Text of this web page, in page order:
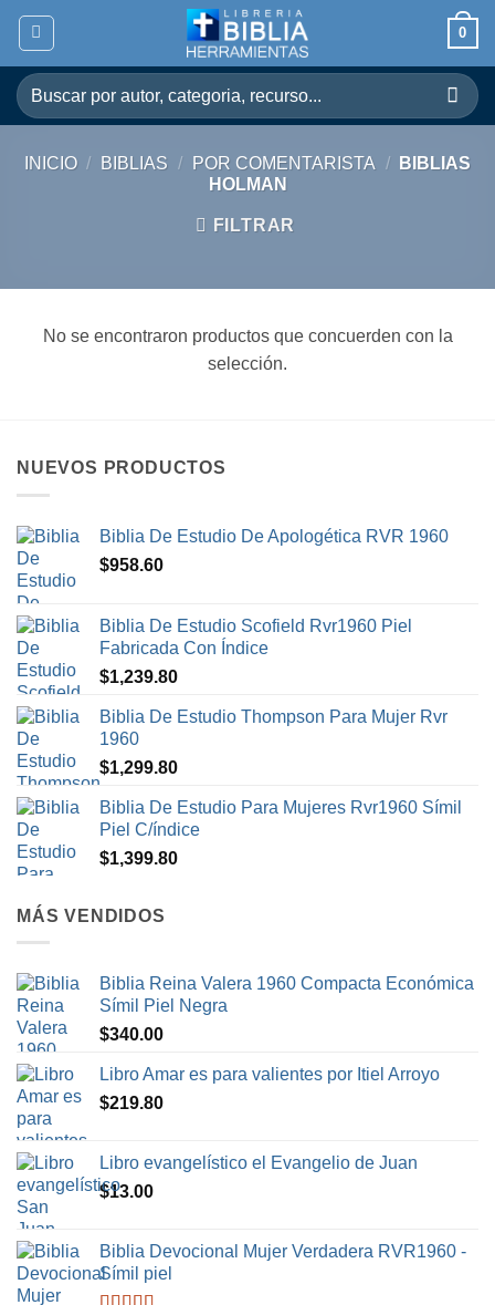
Skip
content
0
Buscar
por:
INICIO / BIBLIAS / POR COMENTARISTA /
BIBLIAS
HOLMAN
FILTRAR
No se encontraron productos que concuerden con la
selección.
NUEVOS PRODUCTOS
Biblia De Estudio De Apologética RVR 1960
$958.60
Biblia De Estudio Scofield Rvr1960 Piel
Fabricada Con Índice
$1,239.80
Biblia De Estudio Thompson Para Mujer Rvr
1960
$1,299.80
Biblia De Estudio Para Mujeres Rvr1960 Símil
Piel C/índice
$1,399.80
MÁS VENDIDOS
Biblia Reina Valera 1960 Compacta Económica
Símil Piel Negra
$340.00
Libro Amar es para valientes por Itiel Arroyo
$219.80
Libro evangelístico el Evangelio de Juan
$13.00
Biblia Devocional Mujer Verdadera RVR1960 -
Símil piel